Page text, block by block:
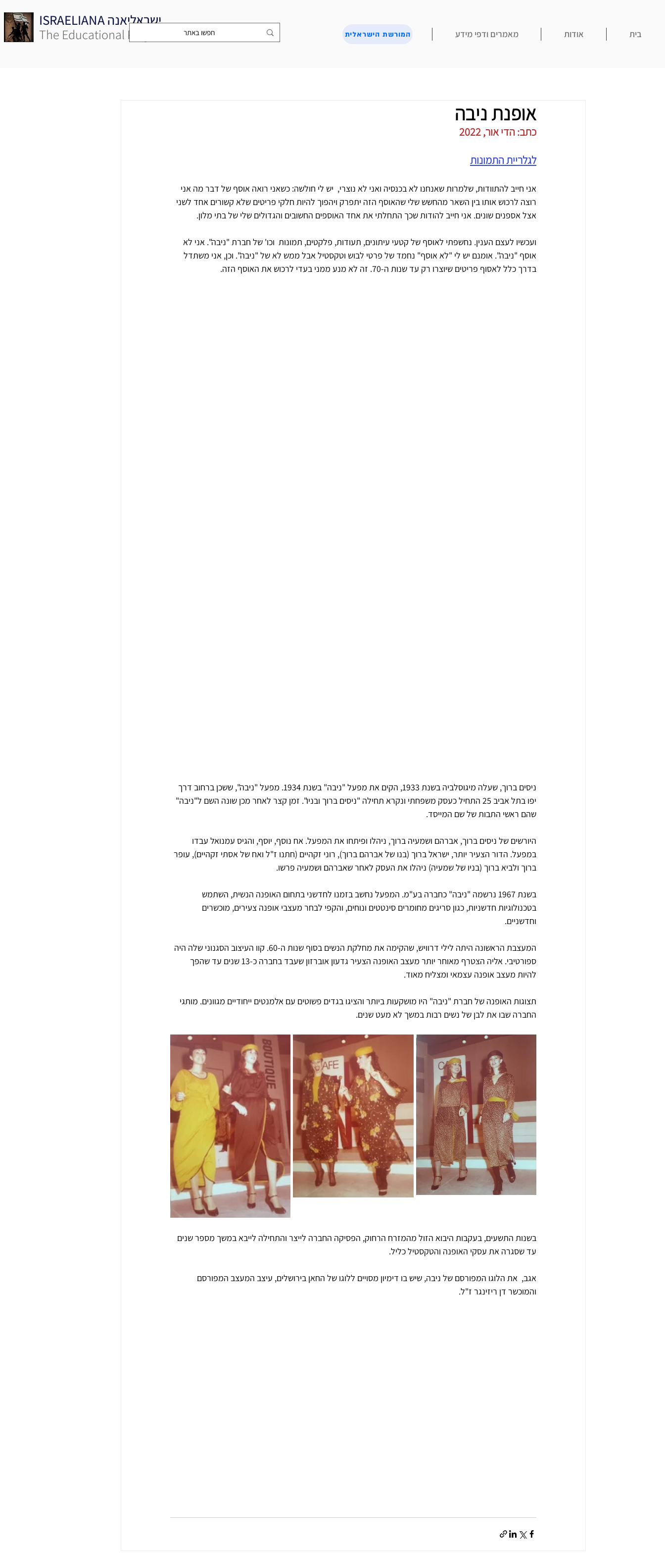
ISRAELIANA ישראליאנה
The Educational Project המורשת הישראלית בית אודות מאמרים ודפי מידע
אופנת ניבה
כתב: הדי אור, 2022
לגלריית התמונות
אני חייב להתוודות, שלמרות שאנחנו לא בכנסיה ואני לא נוצרי,  יש לי חולשה: כשאני רואה אוסף של דבר מה אני
רוצה לרכוש אותו בין השאר מהחשש שלי שהאוסף הזה יתפרק ויהפוך להיות חלקי פריטים שלא קשורים אחד לשני
אצל אספנים שונים. אני חייב להודות שכך התחלתי את אחד האוספים החשובים והגדולים שלי של בתי מלון.
ועכשיו לעצם הענין. נחשפתי לאוסף של קטעי עיתונים, תעודות, פלקטים, תמונות  וכו' של חברת "ניבה". אני לא
אוסף "ניבה". אומנם יש לי "לא אוסף" נחמד של פרטי לבוש וטקסטיל אבל ממש לא של "ניבה". וכן, אני משתדל
בדרך כלל לאסוף פריטים שיוצרו רק עד שנות ה-70. זה לא מנע ממני בעדי לרכוש את האוסף הזה.
ניסים ברוך, שעלה מיגוסלביה בשנת 1933, הקים את מפעל "ניבה" בשנת 1934. מפעל "ניבה", ששכן ברחוב דרך
יפו בתל אביב 25 התחיל כעסק משפחתי ונקרא תחילה "ניסים ברוך ובניו". זמן קצר לאחר מכן שונה השם ל"ניבה"
שהם ראשי התבות של שם המייסד.
היורשים של ניסים ברוך, אברהם ושמעיה ברוך, ניהלו ופיתחו את המפעל. אח נוסף, יוסף, והגיס עמנואל עבדו
במפעל. הדור הצעיר יותר, ישראל ברוך (בנו של אברהם ברוך), רוני זקהיים (חתנו ז"ל ואח של אסתי זקהיים), עופר
ברוך ולביא ברוך (בניו של שמעיה) ניהלו את העסק לאחר שאברהם ושמעיה פרשו.
בשנת 1967 נרשמה "ניבה" כחברה בע"מ. המפעל נחשב בזמנו לחדשני בתחום האופנה הנשית, השתמש
בטכנולוגיות חדשניות, כגון סריגים מחומרים סינטטים ונוחים, והקפי לבחר מעצבי אופנה צעירים, מוכשרים
וחדשניים.
המעצבת הראשונה היתה לילי דרוויש, שהקימה את מחלקת הנשים בסוף שנות ה-60. קוו העיצוב הסגנוני שלה היה
ספורטיבי. אליה הצטרף מאוחר יותר מעצב האופנה הצעיר גדעון אוברזון שעבד בחברה כ-13 שנים עד שהפך
להיות מעצב אופנה עצמאי ומצליח מאוד.
תצוגות האופנה של חברת "ניבה" היו מושקעות ביותר והציגו בגדים פשוטים עם אלמנטים ייחודיים מגוונים. מותגי
החברה שבו את לבן של נשים רבות במשך לא מעט שנים.
בשנות התשעים, בעקבות היבוא הזול מהמזרח הרחוק, הפסיקה החברה לייצר והתחילה לייבא במשך מספר שנים
עד שסגרה את עסקי האופנה והטקסטיל כליל.
אגב,  את הלוגו המפורסם של ניבה, שיש בו דימיון מסויים ללוגו של החאן בירושלים, עיצב המעצב המפורסם
והמוכשר דן ריזינגר ז"ל.